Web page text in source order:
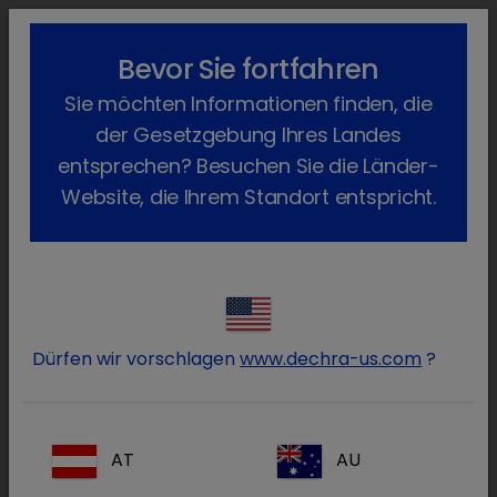
lock_outline search menu
Enteropro
Zurück
Enteropro
Bevor Sie fortfahren
Sie möchten Informationen finden, die
der Gesetzgebung Ihres Landes
entsprechen? Besuchen Sie die Länder-
Website, die Ihrem Standort entspricht.
Dürfen wir vorschlagenwww.dechra-us.com ?
AT AU